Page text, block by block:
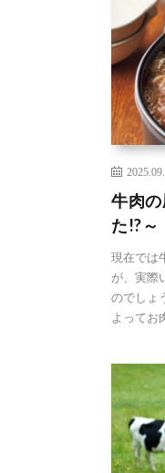
牛肉
た!?～
現在では
が、実際
のでしょ
よってお